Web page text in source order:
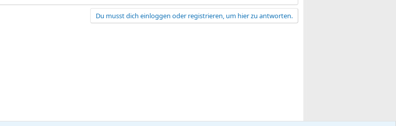
Du musst dich einloggen oder registrieren, um hier zu antworten.